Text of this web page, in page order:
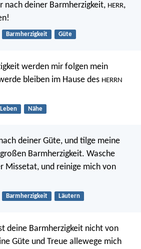
nach deiner Barmherzigkeit, HERR,
Barmherzigkeit Güte
werden mir folgen mein
bleiben im Hause des HERRN
Leben Nähe
deiner Güte, und tilge meine
Barmherzigkeit. Wasche
Missetat, und reinige mich von
Barmherzigkeit Läutern
deine Barmherzigkeit nicht von
Güte und Treue allewege mich